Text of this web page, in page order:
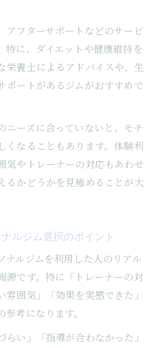
かしたパーソナルジム選び
ナルジム最新事情
ジムの最新トレンドとは
ソナルジムの利用方法を解
ムの新しいトレーニングスタ
アフターサポートなどのサービ
特に、ダイエットや健康維持を
栄養士によるアドバイスや、生
ポートがあるジムがおすすめで
ニーズに合っていないと、モチ
くなることもあります。体験利
気やトレーナーの対応もあわせ
るかどうかを見極めることが大
ルジム選択のポイント
ナルジムを利用した人のリアル
源です。特に「トレーナーの対
囲気」「効果を実感できた」
考になります。
い」「指導が合わなかった」